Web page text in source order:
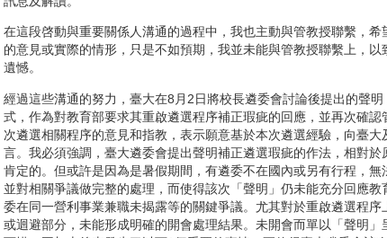
在這段啓動與重要關係人溝通的過程中，我也主動與管教授聯繫，
的意見或實際的情形，只是不如預期，我並未能與管教授聯繫上，
遺憾。
經過這些溝通的努力，臺大在8月2日將校長遴委會討論後提出的聲
式，作為對教育部要求其重啟遴選程序補正瑕疵的回應，並再次確
次遴選相關程序的意見和指教，表示願意基於本次遴選經驗，向臺
言。我必須強調，臺大遴委會提出聲明補正遴選瑕疵的作法，相對
肯定的。但或許是因為是暑假期間，有遴委不在國內或另有行程，
並對相關爭議做完整的處理，而使得該次「聲明」仍未能充分回應
委在同一營利事業兼職未揭露等的關鍵爭議。尤其對於重啟遴選程
或迴避部分，未能形成明確的開會處理結果。未開會而單以「聲明